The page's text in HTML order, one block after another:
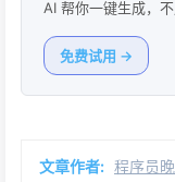
AI 帮你一键生成，
免费试用 →
文章作者: 程序员